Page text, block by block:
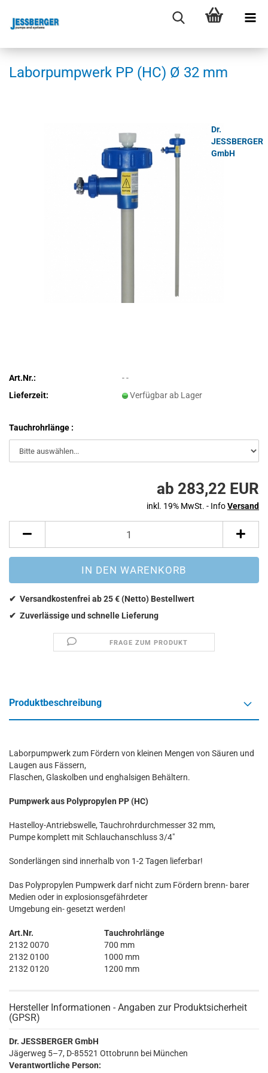
La­bor­pump­werk PP (HC) Ø 32 mm
Dr.
JESSBERGER
GmbH
Art.Nr.:
- -
Lieferzeit:
Verfügbar ab Lager
Tauchrohrlänge :
ab 283,22 EUR
inkl. 19% MwSt. - InfoVersand
FRAGE ZUM PRODUKT
Produktbeschreibung
Laborpumpwerk zum Fördern von kleinen Mengen von Säuren und
Laugen aus Fässern,
Flaschen, Glaskolben und enghalsigen Behältern.
Pumpwerk aus Polypropylen PP (HC)
Hastelloy-Antriebswelle, Tauchrohrdurchmesser 32 mm,
Pumpe komplett mit Schlauchanschluss 3/4"
Sonderlängen sind innerhalb von 1-2 Tagen lieferbar!
Das Polypropylen Pumpwerk darf nicht zum Fördern brenn- barer
Medien oder in explosionsgefährdeter
Umgebung ein- gesetzt werden!
Art.Nr.
Tauchrohrlänge
2132 0070
700 mm
2132 0100
1000 mm
2132 0120
1200 mm
Hersteller Informationen - Angaben zur Produktsicherheit
(GPSR)
Dr. JESSBERGER GmbH
Jägerweg 5–7, D-85521 Ottobrunn bei München
Verantwortliche Person: